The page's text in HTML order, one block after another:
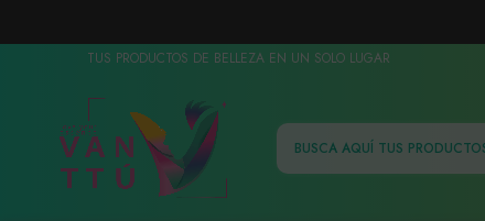
TUS PRODUCTOS DE BELLEZA EN UN SOLO LUGAR